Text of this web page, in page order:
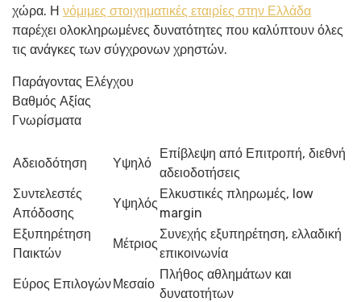
χώρα. Η νόμιμες στοιχηματικές εταιρίες στην Ελλάδα
παρέχει ολοκληρωμένες δυνατότητες που καλύπτουν όλες
τις ανάγκες των σύγχρονων χρηστών.
Παράγοντας Ελέγχου
Βαθμός Αξίας
Γνωρίσματα
Αδειοδότηση Υψηλό
Επίβλεψη από Επιτροπή, διεθνή
αδειοδοτήσεις
Συντελεστές
Απόδοσης
Υψηλός
Ελκυστικές πληρωμές, low
margin
Εξυπηρέτηση
Παικτών
Μέτριος
Συνεχής εξυπηρέτηση, ελλαδική
επικοινωνία
Εύρος ΕπιλογώνΜεσαίο
Πλήθος αθλημάτων και
δυνατοτήτων